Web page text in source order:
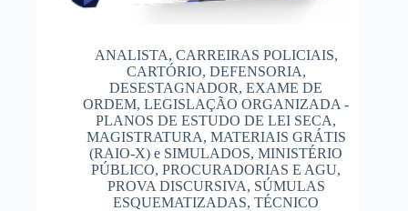
ANALISTA, CARREIRAS POLICIAIS,
CARTÓRIO, DEFENSORIA,
DESESTAGNADOR,EXAME DE
ORDEM,LEGISLAÇÃO ORGANIZADA -
PLANOS DE ESTUDO DE LEI SECA,
MAGISTRATURA, MATERIAIS GRÁTIS
(RAIO-X) e SIMULADOS,MINISTÉRIO
PÚBLICO,PROCURADORIAS E AGU,
PROVA DISCURSIVA, SÚMULAS
ESQUEMATIZADAS,TÉCNICO